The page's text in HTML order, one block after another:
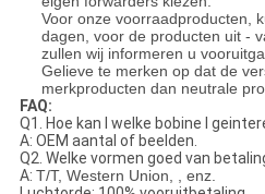
Voor onze voorraadproducten,
dagen, voor de producten uit -
zullen wij informeren u
Gelieve te merken op dat de
merkproducten dan neutrale
FAQ:
Q1. Hoe kan l welke bobine l
A: OEM aantal of beelden.
Q2. Welke vormen goed van
A: T/T, Western Union, , enz.